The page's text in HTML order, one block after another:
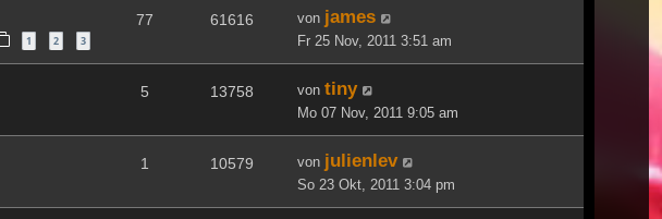
1 2 3
77 61616 von james
Fr 25 Nov, 2011 3:51 am
5 13758 von tiny
Mo 07 Nov, 2011 9:05 am
1 10579 von julienlev
So 23 Okt, 2011 3:04 pm